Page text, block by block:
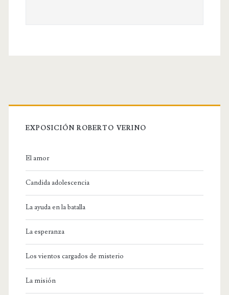
EXPOSICIÓN ROBERTO VERINO
El amor
Candida adolescencia
La ayuda en la batalla
La esperanza
Los vientos cargados de misterio
La misión